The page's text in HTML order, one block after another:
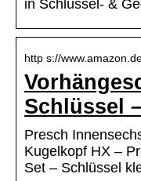
in Schlüssel- &
http s://
Schlüssel
Presch
Kugelkopf HX –
Set – Schlüssel